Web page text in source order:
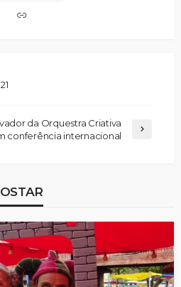
da Orquestra Criativa
conferência internacional